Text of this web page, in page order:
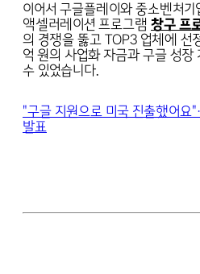
이어서 구글플레이와 중소벤처
액셀러레이션 프로그램 창구 프
의 경쟁을 뚫고 TOP3 업체에 선
억 원의 사업화 자금과 구글 성
수 있었습니다.
"구글 지원으로 미국 진출했어
발표